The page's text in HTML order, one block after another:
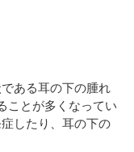
ある耳の下の腫れ
ことが多くなってい
したり、耳の下の